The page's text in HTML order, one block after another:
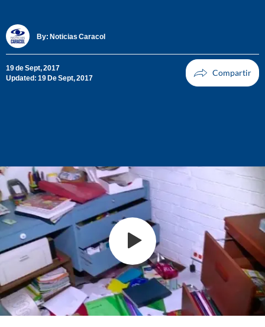
By: Noticias Caracol
19 de Sept, 2017
Updated: 19 De Sept, 2017